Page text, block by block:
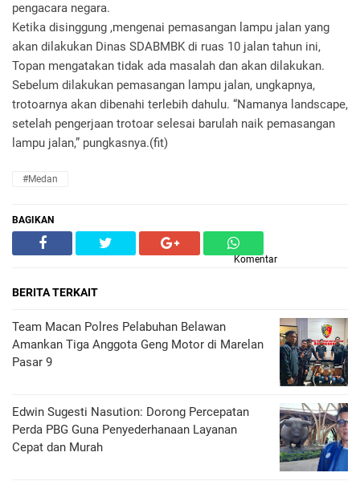
pengacara negara.
Ketika disinggung ,mengenai pemasangan lampu jalan yang
akan dilakukan Dinas SDABMBK di ruas 10 jalan tahun ini,
Topan mengatakan tidak ada masalah dan akan dilakukan.
Sebelum dilakukan pemasangan lampu jalan, ungkapnya,
trotoarnya akan dibenahi terlebih dahulu. “Namanya landscape,
setelah pengerjaan trotoar selesai barulah naik pemasangan
lampu jalan,” pungkasnya.(fit)
#Medan
BAGIKAN
Komentar
BERITA TERKAIT
Team Macan Polres Pelabuhan Belawan
Amankan Tiga Anggota Geng Motor di Marelan
Pasar 9
Edwin Sugesti Nasution: Dorong Percepatan
Perda PBG Guna Penyederhanaan Layanan
Cepat dan Murah